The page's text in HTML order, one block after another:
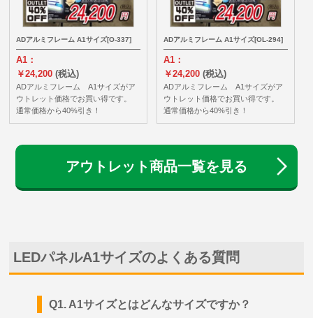
ADアルミフレーム A1サイズ[O-337]
A1：
￥24,200(税込)
ADアルミフレーム A1サイズがア
ウトレット価格でお買い得です。
通常価格から40%引き！
ADアルミフレーム A1サイズ[OL-294]
A1：
￥24,200 (税込)
ADアルミフレーム A1サイズがア
ウトレット価格でお買い得です。
通常価格から40%引き！
アウトレット商品一覧を見る
LEDパネルA1サイズのよくある質問
Q1. A1サイズとはどんなサイズですか？